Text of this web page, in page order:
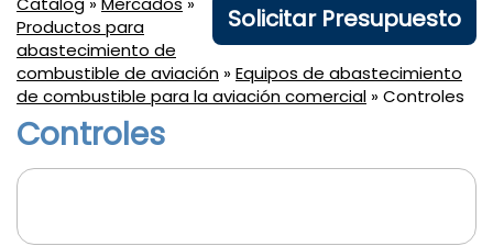
Solicitar Presupuesto
Productos para
abastecimiento de
combustible de aviación »Equipos de abastecimiento
de combustible para la aviación comercial » Controles
Controles